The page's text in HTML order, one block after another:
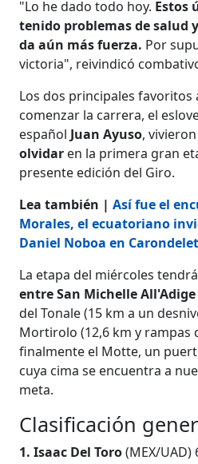
"Lo he dado todo hoy. Estos
tenido problemas de salud
da aún más fuerza. Por
victoria", reivindicó
Los dos principales favoritos
comenzar la carrera, el
español Juan Ayuso,
olvidar en la primera gran
presente edición del Giro.
Lea también |Así fue el
Morales, el ecuatoriano
Daniel Noboa en Carondelet
La etapa del miércoles tendrá
entre San Michelle
del Tonale (15 km a un
Mortirolo (12,6 km y rampas
finalmente el Motte, un
cuya cima se encuentra a
meta.
Clasificación
1. Isaac Del Toro(MEX/UAD)